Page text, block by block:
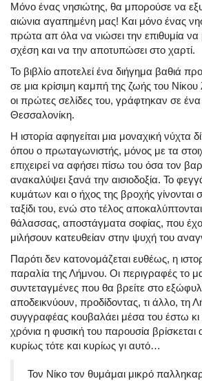
Μόνο ένας νησιώτης, θα μπορούσε να
αιώνια αγαπημένη μας! Και μόνο ένας
πρώτα απ όλα να νιώσει την επιθυμία να
σχέση και να την αποτυπώσει στο χαρτί.
Το βιβλίο αποτελεί ένα διήγημα βαθιά
σε μια κρίσιμη καμπή της ζωής του
οι πρώτες σελίδες του, γράφτηκαν σε ένα
Θεσσαλονίκη.
Η ιστορία αφηγείται μια μοναχική νύχτα
όπου ο πρωταγωνιστής, μόνος με τα
επιχειρεί να αφήσει πίσω του όσα τον
ανακαλύψει ξανά την αισιοδοξία. Το
κυμάτων και ο ήχος της βροχής γίνονται
ταξίδι του, ενώ στο τέλος
θάλασσας, αποστάγματα σοφίας, που
μιλήσουν κατευθείαν στην ψυχή του
Παρότι δεν κατονομάζεται ευθέως, η
παραλία της Λήμνου. Οι περιγραφές το
συντεταγμένες που θα βρείτε στο
αποδεικνύουν, προδίδοντας, τι άλλο, τη
συγγραφέας κουβαλάει μέσα του έστω κι
χρόνια η φυσική του παρουσία
κυρίως τότε και κυρίως γι αυτό…
Τον Νίκο τον θυμάμαι μικρό